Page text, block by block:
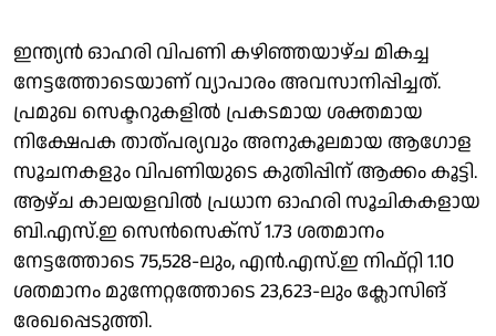
ഇന്ത്യൻ ഓഹരി വിപണി കഴിഞ്ഞയാഴ്ച മികച്ച
നേട്ടത്തോടെയാണ് വ്യാപാരം അവസാനിപ്പിച്ചത്.
പ്രമുഖ സെക്ടറുകളിൽ പ്രകടമായ ശക്തമായ
നിക്ഷേപക താത്പര്യവും അനുകൂലമായ ആഗോള
സൂചനകളും വിപണിയുടെ കുതിപ്പിന് ആക്കം കൂട്ടി.
ആഴ്ച കാലയളവിൽ പ്രധാന ഓഹരി സൂചികകളായ
ബി.എസ്.ഇ സെൻസെക്സ് 1.73 ശതമാനം
നേട്ടത്തോടെ 75,528-ലും, എൻ.എസ്.ഇ നിഫ്റ്റി 1.10
ശതമാനം മുന്നേറ്റത്തോടെ 23,623-ലും ക്ലോസിങ്
രേഖപ്പെടുത്തി.